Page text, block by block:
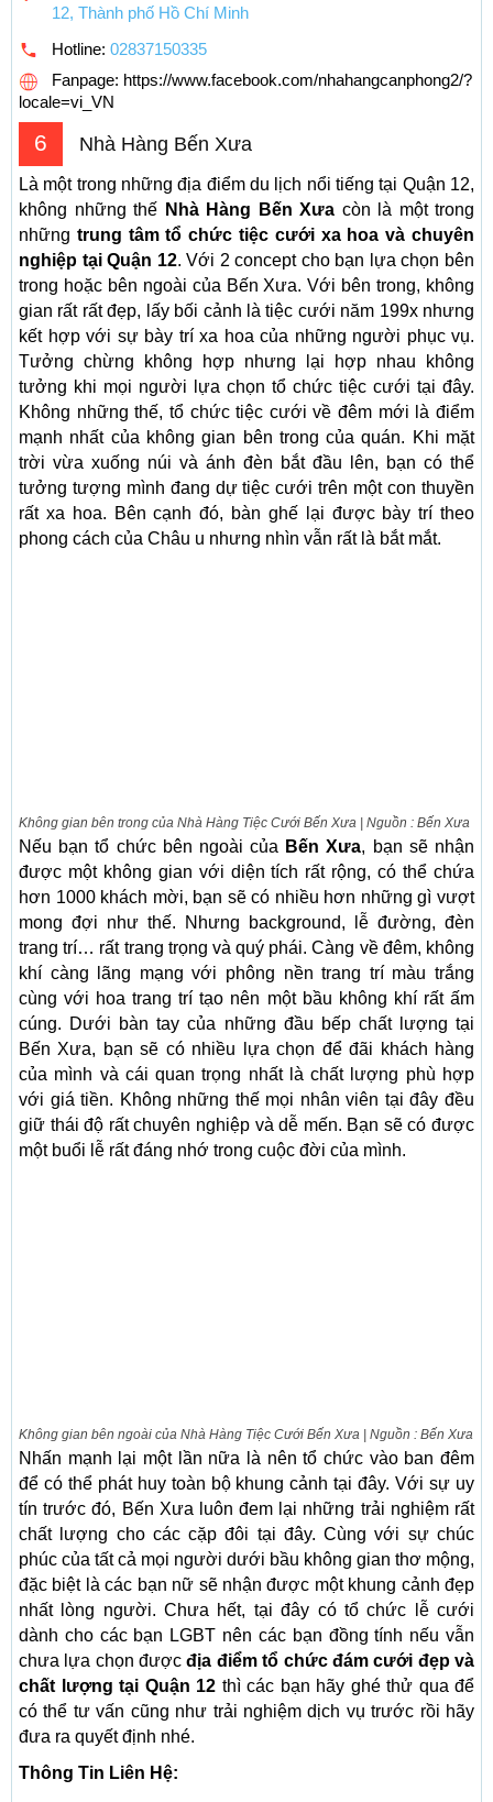
12, Thành phố Hồ Chí Minh
Hotline: 02837150335
Fanpage: https://www.facebook.com/nhahangcanphong2/?
locale=vi_VN
6 Nhà Hàng Bến Xưa
Là một trong những địa điểm du lịch nổi tiếng tại Quận 12,
không những thế Nhà Hàng Bến Xưa còn là một trong
những trung tâm tổ chức tiệc cưới xa hoa và chuyên
nghiệp tại Quận 12. Với 2 concept cho bạn lựa chọn bên
trong hoặc bên ngoài của Bến Xưa. Với bên trong, không
gian rất rất đẹp, lấy bối cảnh là tiệc cưới năm 199x nhưng
kết hợp với sự bày trí xa hoa của những người phục vụ.
Tưởng chừng không hợp nhưng lại hợp nhau không
tưởng khi mọi người lựa chọn tổ chức tiệc cưới tại đây.
Không những thế, tổ chức tiệc cưới về đêm mới là điểm
mạnh nhất của không gian bên trong của quán. Khi mặt
trời vừa xuống núi và ánh đèn bắt đầu lên, bạn có thể
tưởng tượng mình đang dự tiệc cưới trên một con thuyền
rất xa hoa. Bên cạnh đó, bàn ghế lại được bày trí theo
phong cách của Châu u nhưng nhìn vẫn rất là bắt mắt.
Không gian bên trong của Nhà Hàng Tiệc Cưới Bến Xưa | Nguồn : Bến Xưa
Nếu bạn tổ chức bên ngoài của Bến Xưa, bạn sẽ nhận
được một không gian với diện tích rất rộng, có thể chứa
hơn 1000 khách mời, bạn sẽ có nhiều hơn những gì vượt
mong đợi như thế. Nhưng background, lễ đường, đèn
trang trí… rất trang trọng và quý phái. Càng về đêm, không
khí càng lãng mạng với phông nền trang trí màu trắng
cùng với hoa trang trí tạo nên một bầu không khí rất ấm
cúng. Dưới bàn tay của những đầu bếp chất lượng tại
Bến Xưa, bạn sẽ có nhiều lựa chọn để đãi khách hàng
của mình và cái quan trọng nhất là chất lượng phù hợp
với giá tiền. Không những thế mọi nhân viên tại đây đều
giữ thái độ rất chuyên nghiệp và dễ mến. Bạn sẽ có được
một buổi lễ rất đáng nhớ trong cuộc đời của mình.
Không gian bên ngoài của Nhà Hàng Tiệc Cưới Bến Xưa | Nguồn : Bến Xưa
Nhấn mạnh lại một lần nữa là nên tổ chức vào ban đêm
để có thể phát huy toàn bộ khung cảnh tại đây. Với sự uy
tín trước đó, Bến Xưa luôn đem lại những trải nghiệm rất
chất lượng cho các cặp đôi tại đây. Cùng với sự chúc
phúc của tất cả mọi người dưới bầu không gian thơ mộng,
đặc biệt là các bạn nữ sẽ nhận được một khung cảnh đẹp
nhất lòng người. Chưa hết, tại đây có tổ chức lễ cưới
dành cho các bạn LGBT nên các bạn đồng tính nếu vẫn
chưa lựa chọn đượcđịa điểm tổ chức đám cưới đẹp và
chất lượng tại Quận 12 thì các bạn hãy ghé thử qua để
có thể tư vấn cũng như trải nghiệm dịch vụ trước rồi hãy
đưa ra quyết định nhé.
Thông Tin Liên Hệ: